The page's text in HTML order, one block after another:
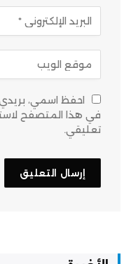
احفظ اسمي، بريدي
في هذا المتصفح
تعليقي.